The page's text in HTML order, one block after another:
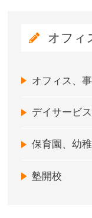
オフィ
オフィス、
デイサービ
保育園、幼
塾開校